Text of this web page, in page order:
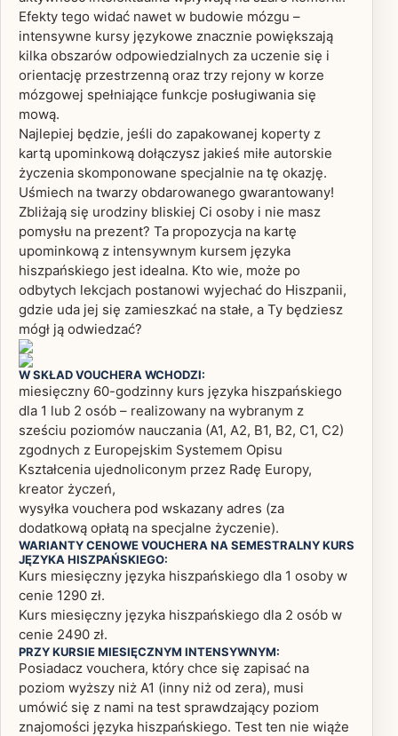
Efekty tego widać nawet w budowie mózgu –
intensywne kursy językowe znacznie powiększają
kilka obszarów odpowiedzialnych za uczenie się i
orientację przestrzenną oraz trzy rejony w korze
mózgowej spełniające funkcje posługiwania się
mową.
Najlepiej będzie, jeśli do zapakowanej koperty z
kartą upominkową dołączysz jakieś miłe autorskie
życzenia skomponowane specjalnie na tę okazję.
Uśmiech na twarzy obdarowanego gwarantowany!
Zbliżają się urodziny bliskiej Ci osoby i nie masz
pomysłu na prezent? Ta propozycja na kartę
upominkową z intensywnym kursem języka
hiszpańskiego jest idealna. Kto wie, może po
odbytych lekcjach postanowi wyjechać do Hiszpanii,
gdzie uda jej się zamieszkać na stałe, a Ty będziesz
mógł ją odwiedzać?
W SKŁAD VOUCHERA WCHODZI:
miesięczny 60-godzinny kurs języka hiszpańskiego
dla 1 lub 2 osób – realizowany na wybranym z
sześciu poziomów nauczania (A1, A2, B1, B2, C1, C2)
zgodnych z Europejskim Systemem Opisu
Kształcenia ujednoliconym przez Radę Europy,
kreator życzeń,
wysyłka vouchera pod wskazany adres (za
dodatkową opłatą na specjalne życzenie).
WARIANTY CENOWE VOUCHERA NA SEMESTRALNY KURS
JĘZYKA HISZPAŃSKIEGO:
Kurs miesięczny języka hiszpańskiego dla 1 osoby w
cenie 1290 zł.
Kurs miesięczny języka hiszpańskiego dla 2 osób w
cenie 2490 zł.
PRZY KURSIE MIESIĘCZNYM INTENSYWNYM:
Posiadacz vouchera, który chce się zapisać na
poziom wyższy niż A1 (inny niż od zera), musi
umówić się z nami na test sprawdzający poziom
znajomości języka hiszpańskiego. Test ten nie wiąże